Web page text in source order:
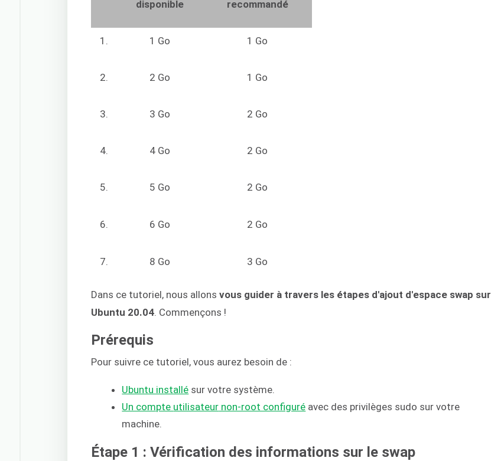
disponible
recommandé
1. 1 Go 1 Go
2. 2 Go 1 Go
3. 3 Go 2 Go
4. 4 Go 2 Go
5. 5 Go 2 Go
6. 6 Go 2 Go
7. 8 Go 3 Go
Dans ce tutoriel, nous allonsvous guider à travers les étapes d'ajout d'espace swap sur
Ubuntu 20.04 . Commençons !
Prérequis
Pour suivre ce tutoriel, vous aurez besoin de :
Ubuntu installé sur votre système.
Un compte utilisateur non-root configuré avec des privilèges sudo sur votre
machine.
Étape 1 : Vérification des informations sur le swap